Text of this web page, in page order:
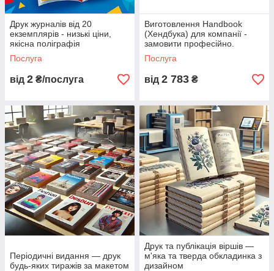
Друк журналів від 20
екземплярів - низькі ціни,
якісна поліграфія
Послуга
від 2 ₴/послуга
Виготовлення Handbook
(Хендбука) для компанії -
замовити професійно.
Послуга
від 2 783 ₴
Періодичні видання — друк
будь-яких тиражів за макетом
Друк та публікація віршів —
м'яка та тверда обкладинка з
дизайном